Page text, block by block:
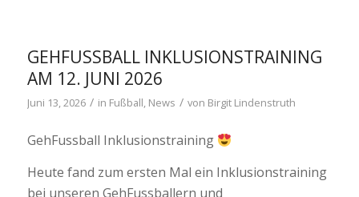
GEHFUSSBALL INKLUSIONSTRAINING
AM 12. JUNI 2026
Juni 13, 2026 / in Fußball, News / von Birgit Lindenstruth
GehFussball Inklusionstraining
Heute fand zum ersten Mal ein Inklusionstraining
bei unseren GehFussballern und